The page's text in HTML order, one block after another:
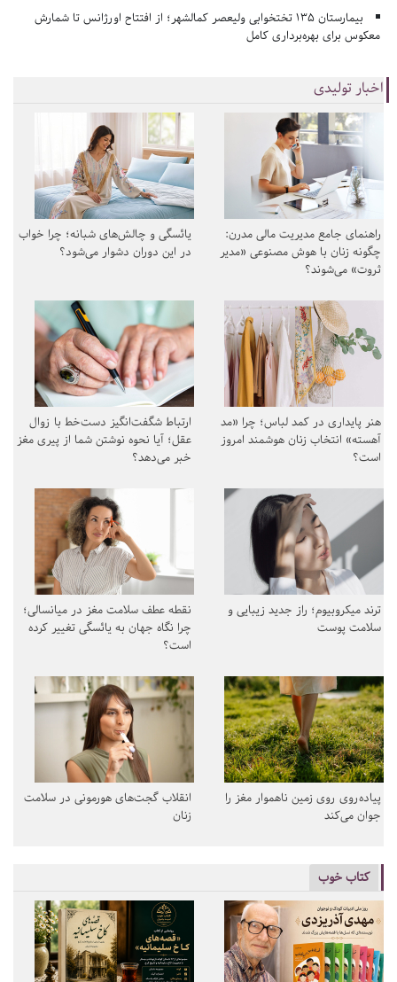
بیمارستان ۱۳۵ تختخوابی ولیعصر کمالشهر؛ از افتتاح اورژانس تا شمارش
معکوس برای بهره‌برداری کامل
اخبار تولیدی
راهنمای جامع مدیریت مالی مدرن:
چگونه زنان با هوش مصنوعی «مدیر
ثروت» می‌شوند؟
یائسگی و چالش‌های شبانه؛ چرا خواب
در این دوران دشوار می‌شود؟
هنر پایداری در کمد لباس؛ چرا «مد
آهسته» انتخاب زنان هوشمند امروز
است؟
ارتباط شگفت‌انگیز دست‌خط با زوال
عقل؛ آیا نحوه نوشتن شما از پیری مغز
خبر می‌دهد؟
ترند میکروبیوم؛ راز جدید زیبایی و
سلامت پوست
نقطه عطف سلامت مغز در میانسالی؛
چرا نگاه جهان به یائسگی تغییر کرده
است؟
پیاده‌روی روی زمین ناهموار مغز را
جوان می‌کند
انقلاب گجت‌های هورمونی در سلامت
زنان
کتاب خوب